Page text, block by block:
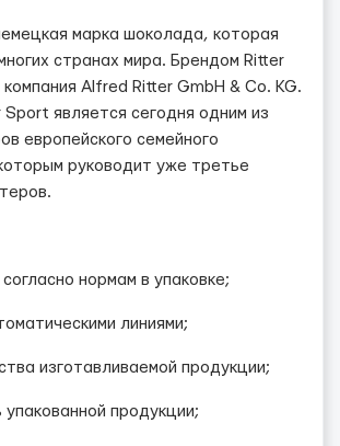
марка шоколада, которая
странах мира. Брендом Ritter
Alfred Ritter GmbH & Co. KG.
Sport является сегодня одним из
европейского семейного
руководит уже третье
нормам в упаковке;
линиями;
изготавливаемой продукции;
упакованной продукции;